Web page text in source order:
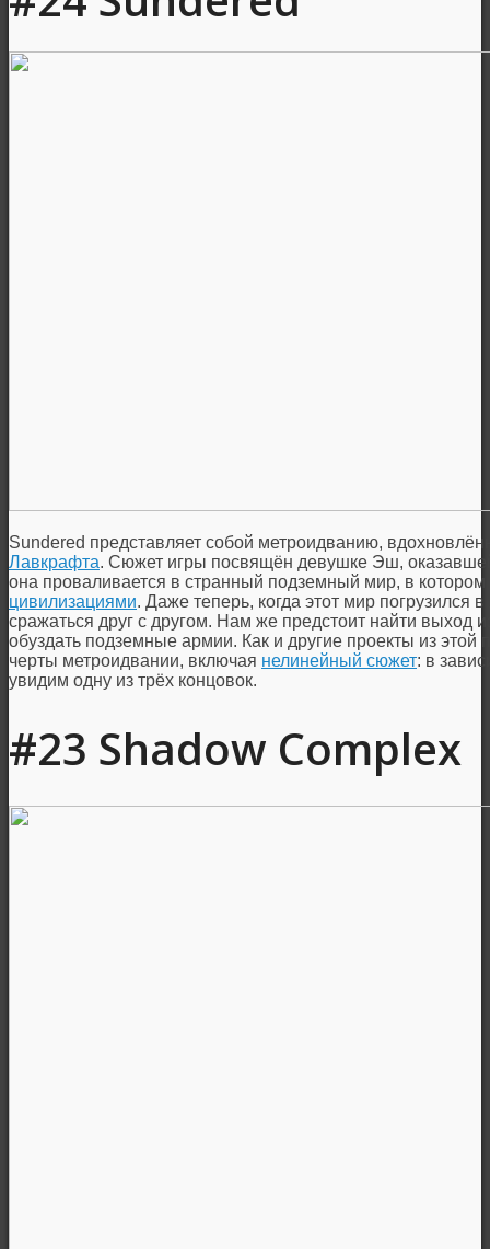
Sundered представляет собой метроидванию,
Лавкрафта. Сюжет игры посвящён девушке Эш,
она проваливается в странный подземный мир, в
цивилизациями. Даже теперь, когда этот мир погрузился
сражаться друг с другом. Нам же предстоит найти выход
обуздать подземные армии. Как и другие проекты из этой
черты метроидвании, включая нелинейный сюжет: в
увидим одну из трёх концовок.
#23 Shadow Complex